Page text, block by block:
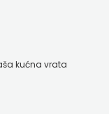
kućna vrata